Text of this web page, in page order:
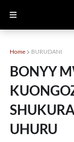
Home BURUDANI
BONYY
UHURU